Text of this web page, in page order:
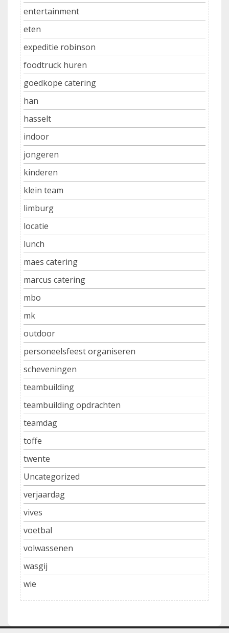
entertainment
eten
expeditie robinson
foodtruck huren
goedkope catering
han
hasselt
indoor
jongeren
kinderen
klein team
limburg
locatie
lunch
maes catering
marcus catering
mbo
mk
outdoor
personeelsfeest organiseren
scheveningen
teambuilding
teambuilding opdrachten
teamdag
toffe
twente
Uncategorized
verjaardag
vives
voetbal
volwassenen
wasgij
wie